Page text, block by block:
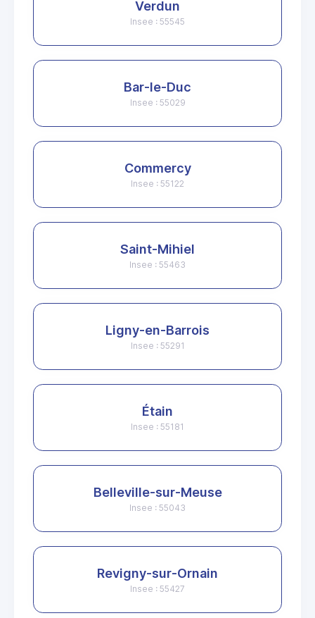
Verdun
Insee : 55545
Bar-le-Duc
Insee : 55029
Commercy
Insee : 55122
Saint-Mihiel
Insee : 55463
Ligny-en-Barrois
Insee : 55291
Étain
Insee : 55181
Belleville-sur-Meuse
Insee : 55043
Revigny-sur-Ornain
Insee : 55427